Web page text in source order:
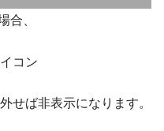
合、
コン
せば非表示になります。